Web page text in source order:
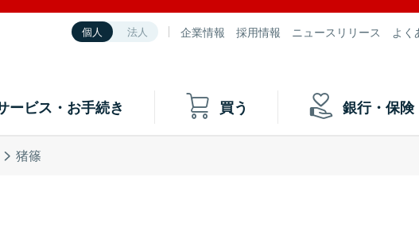
個人 法人 企業情報 採用情報 ニュースリリース よく
ービス・お手続き 買う 銀行・保険
猪篠